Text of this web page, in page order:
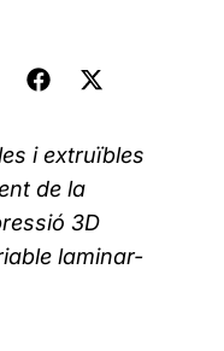
i extruïbles
de la
3D
laminar-